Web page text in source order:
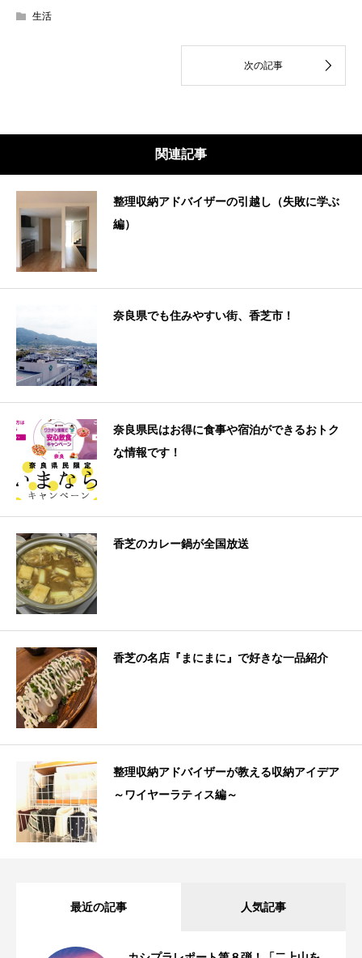
生活
関連記事
整理収納アドバイザーの引越し（失敗に学ぶ
編）
奈良県でも住みやすい街、香芝市！
奈良県民はお得に食事や宿泊ができるおトク
な情報です！
香芝のカレー鍋が全国放送
香芝の名店『まにまに』で好きな一品紹介
整理収納アドバイザーが教える収納アイデア
～ワイヤーラティス編～
最近の記事 人気記事